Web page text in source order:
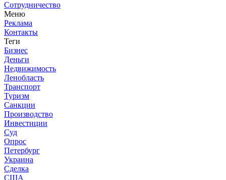
Сотрудничество
Меню
Реклама
Контакты
Теги
Бизнес
Деньги
Недвижимость
Ленобласть
Транспорт
Туризм
Санкции
Производство
Инвестиции
Суд
Опрос
Петербург
Украина
Сделка
США